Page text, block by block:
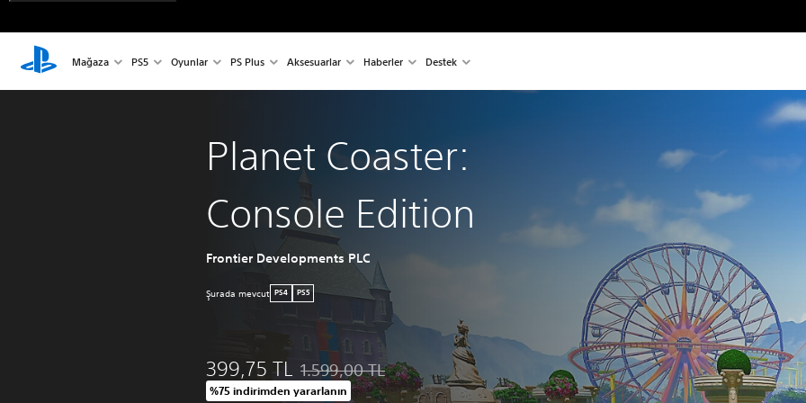
Mağaza PS5 Oyunlar PS Plus Aksesuarlar Haberler Destek
Planet Coaster:
Console Edition
Frontier Developments PLC
Şurada mevcut PS4 PS5
399,75 TL Orijinal fiyat olan 1.599,00 TL üzerinden indirim uygulanmıştır
1.599,00 TL
%75 indirimden yararlanın